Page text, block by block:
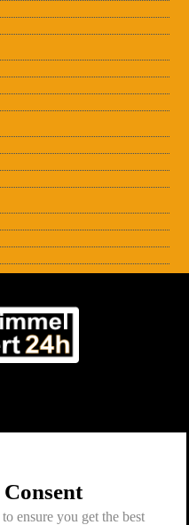
ensure you get the best